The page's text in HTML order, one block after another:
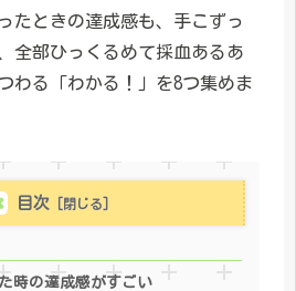
たときの達成感も、手こずっ
全部ひっくるめて採血あるあ
わる「わかる！」を8つ集めま
目次
時の達成感がすごい